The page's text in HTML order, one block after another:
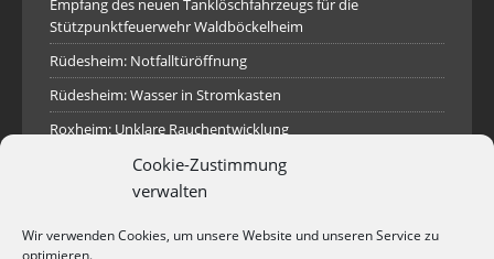
Cookie-Zustimmung
verwalten
Wir verwenden Cookies, um unsere Website und unseren Service zu
optimieren.
Empfang des neuen Tanklöschfahrzeugs für die
Stützpunktfeuerwehr Waldböckelheim
Rüdesheim: Notfalltüröffnung
Rüdesheim: Wasser in Stromkasten
Roxheim: Unklare Rauchentwicklung
Sprendlingen: Überörtliche Hilfe bei Industriebrand in
Sprendlingen
Rüdesheim: Aufgerissener Dieseltank